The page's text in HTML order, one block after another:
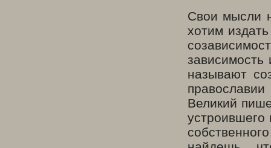
Свои мысли
хотим
называют
Великий
устроившего